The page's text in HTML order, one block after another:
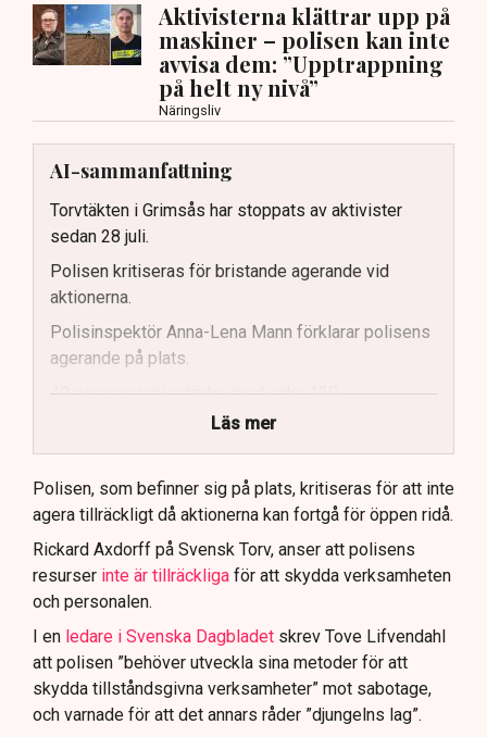
Aktivisterna klättrar upp på
maskiner – polisen kan inte
avvisa dem: ”Upptrappning
på helt ny nivå”
Näringsliv
AI-sammanfattning
Torvtäkten i Grimsås har stoppats av aktivister
sedan 28 juli.
Polisen kritiseras för bristande agerande vid
aktionerna.
Polisinspektör Anna-Lena Mann förklarar polisens
agerande på plats.
40 personer misstänks med cirka 120
brottsmisstankar kopplade.
Polisen använder drönare och uniformerad polis
för att dokumentera bevis.
Samtidigt är polisarbetet komplext när det gäller
att navigera juridiska rättigheter och gränser.
Läs mer
Polisen, som befinner sig på plats, kritiseras för att inte
agera tillräckligt då aktionerna kan fortgå för öppen ridå.
Rickard Axdorff på Svensk Torv, anser att polisens
resurser inte är tillräckliga för att skydda verksamheten
och personalen.
I en ledare i Svenska Dagbladet skrev Tove Lifvendahl
att polisen ”behöver utveckla sina metoder för att
skydda tillståndsgivna verksamheter” mot sabotage,
och varnade för att det annars råder ”djungelns lag”.